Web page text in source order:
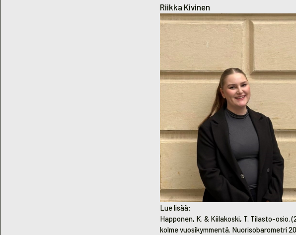
Riikka Kivinen
Lue lisää:
Happonen, K. & Kiilakoski, T. Tilasto-osio.
kolme vuosikymmentä. Nuorisobarometri